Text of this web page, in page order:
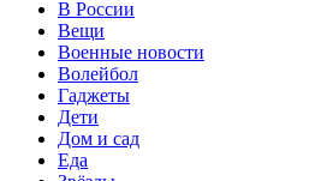
В России
Вещи
Военные новости
Волейбол
Гаджеты
Дети
Дом и сад
Еда